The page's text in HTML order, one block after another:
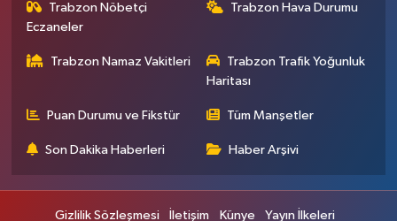
Trabzon Nöbetçi
Eczaneler
Trabzon Hava Durumu
Trabzon Namaz Vakitleri
Trabzon Trafik Yoğunluk
Haritası
Puan Durumu ve Fikstür Tüm Manşetler
Son Dakika Haberleri Haber Arşivi
Gizlilik Sözleşmesi İletişim Künye Yayın İlkeleri